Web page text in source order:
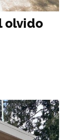
olvido